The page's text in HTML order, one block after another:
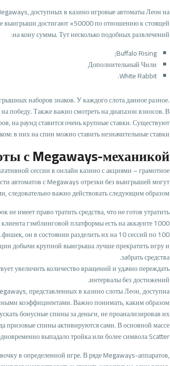
доступных в казино игровые автоматы Леон на
выигрыши достигают ×50000 по отношению к стоящей
на кону суммы. Тут несколько подобных развлечений:
Buffalo Rising;
Дополнительный Чили
White Rabbit.
наборов знаков. У каждого слота данное разное.
победу. Также важно смотреть на диапазон взносов. В
на раунд ставится очень крупные ставки. Существуют
в них на спин можно ставить незначительные ставки.
с Megaways-механикой
сессии в онлайн казино с акциями – грамотное
автоматов с Megaways отрезки без выигрышей могут
следовательно важно действовать следующим образом:
имеет право тратить средства, что не готов утратить.
гэмблинговой платформы есть на аккаунте 1000
фишек, он в состоянии разделить их на 10 сессий по 100.
добычи крупной выигрыша лучше прекратить игру и
забрать средства.
увеличить количество вращений и удачно переждать
интервалы без достижений.
представленных в казино слоты Леон, доступна
коэффициентами. Важно понимать, каким образом
бонусные спины за деньги, не проанализировав их
призовые спины активируются сами. В основной массе
выпадало тройка или более символа Scatter.
в определенной игре. В ряде Megaways-аппаратов,